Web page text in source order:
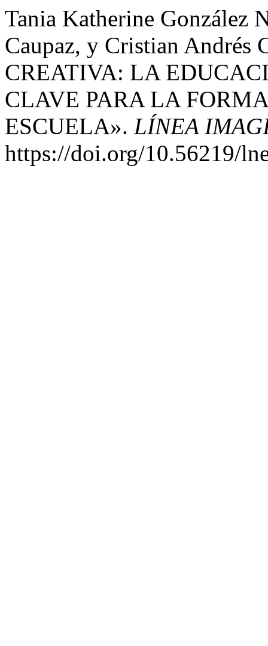
Tania Katherine González
Caupaz, y Cristian
CREATIVA: LA
CLAVE PARA LA
ESCUELA». LÍNEA
https://doi.org/10.56219/